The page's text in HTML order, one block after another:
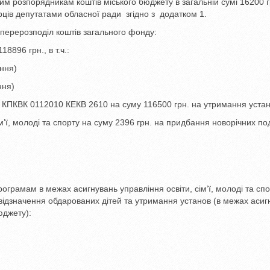
депутатами обласної ради згідно з додатком 1.
коштів загального фонду:
грн., в т.ч.:
0112010 КЕКВ 2610 на суму 116500 грн. на утримання
молоді та спорту на суму 2396 грн. на придбання новорічних
в межах асигнувань управління освіти, сім’ї, молоді та
обдарованих дітей та утримання установ (в межах